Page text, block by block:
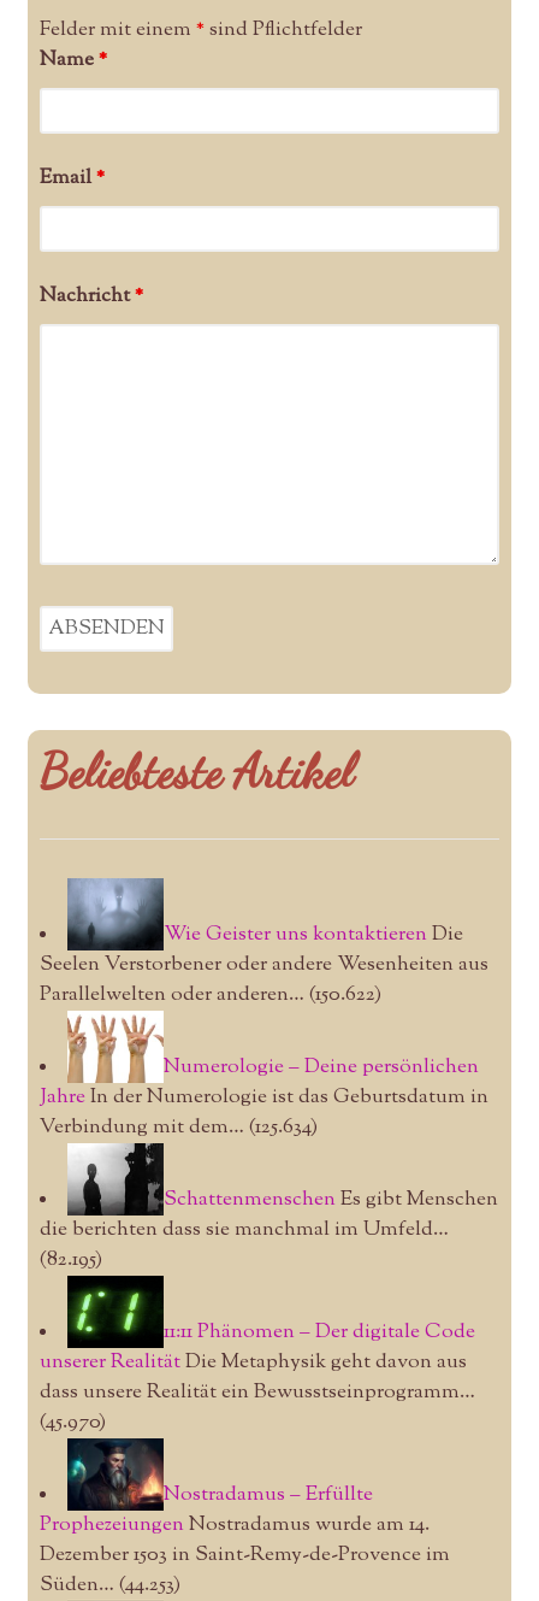
Felder mit einem * sind Pflichtfelder
Name*
Email*
Nachricht*
Beliebteste Artikel
Wie Geister uns kontaktierenDie
Seelen Verstorbener oder andere Wesenheiten aus
Parallelwelten oder anderen… (150.622)
Numerologie – Deine persönlichen
JahreIn der Numerologie ist das Geburtsdatum in
Verbindung mit dem… (125.634)
SchattenmenschenEs gibt Menschen
die berichten dass sie manchmal im Umfeld…
(82.195)
11:11 Phänomen – Der digitale Code
unserer RealitätDie Metaphysik geht davon aus
dass unsere Realität ein Bewusstseinprogramm…
(45.970)
Nostradamus – Erfüllte
ProphezeiungenNostradamus wurde am 14.
Dezember 1503 in Saint-Remy-de-Provence im
Süden… (44.253)